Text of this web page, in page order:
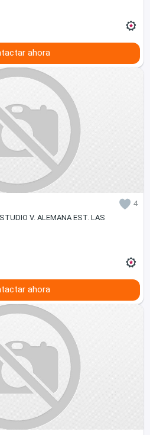
ahora
4
V. ALEMANA EST. LAS
ahora